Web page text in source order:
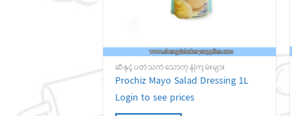
ဆီနှင့်ပတ်သက်သောကုန်ကြမ်းများ
Prochiz Mayo Salad Dressing 1L
Login to see prices